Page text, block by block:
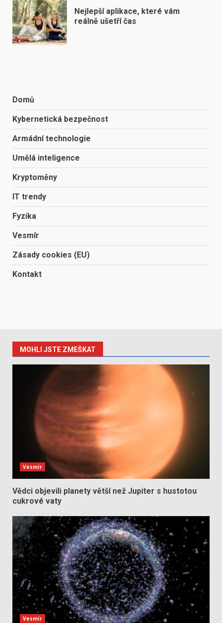
Nejlepší aplikace, které vám
reálně ušetří čas
Domů
Kybernetická bezpečnost
Armádní technologie
Umělá inteligence
Kryptoměny
IT trendy
Fyzika
Vesmír
Zásady cookies (EU)
Kontakt
MOHLI JSTE ZMEŠKAT
Vesmír
Vědci objevili planety větší než Jupiter s hustotou
cukrové vaty
Vesmír